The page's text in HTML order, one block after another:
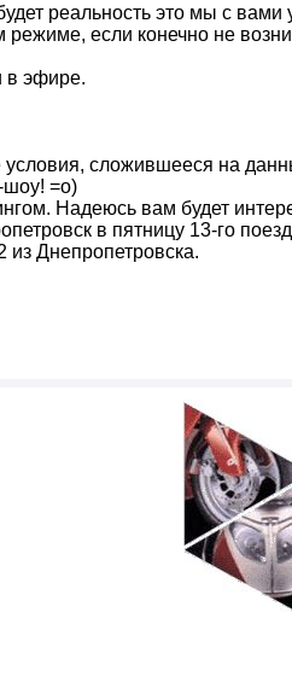
реальность это мы с
режиме, если конечно не
в эфире.
сложившееся на
шоу! =о)
Надеюсь вам будет
в пятницу 13-го
из Днепропетровска.